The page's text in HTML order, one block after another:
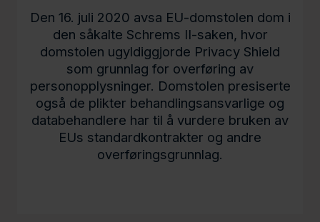
Den 16. juli 2020 avsa EU-domstolen dom i
den såkalte Schrems II-saken, hvor
domstolen ugyldiggjorde Privacy Shield
som grunnlag for overføring av
personopplysninger. Domstolen presiserte
også de plikter behandlingsansvarlige og
databehandlere har til å vurdere bruken av
EUs standardkontrakter og andre
overføringsgrunnlag.